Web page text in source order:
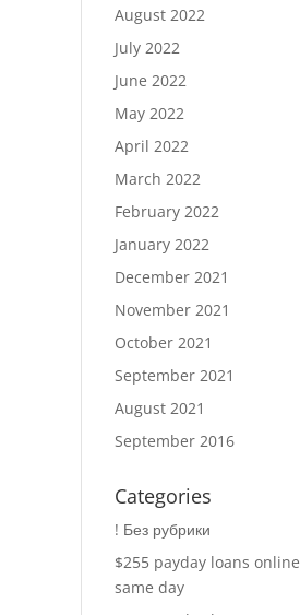
August 2022
July 2022
June 2022
May 2022
April 2022
March 2022
February 2022
January 2022
December 2021
November 2021
October 2021
September 2021
August 2021
September 2016
Categories
! Без рубрики
$255 payday loans online
same day